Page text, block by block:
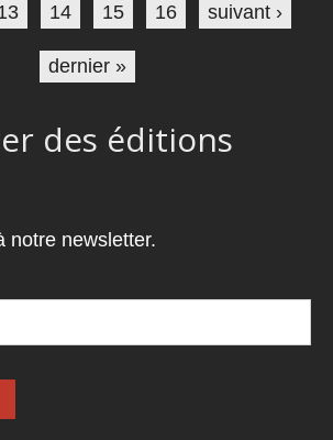
14 15 16 suivant ›
dernier »
des éditions
notre newsletter.